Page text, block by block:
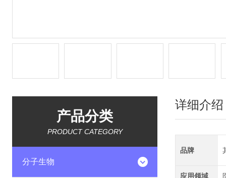
产品分类
PRODUCT CATEGORY
分子生物
详细介绍
品牌
应用领域